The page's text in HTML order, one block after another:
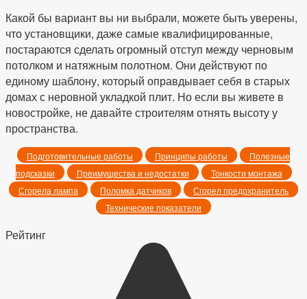
Какой бы вариант вы ни выбрали, можете быть уверены,
что установщики, даже самые квалифицированные,
постараются сделать огромный отступ между черновым
потолком и натяжным полотном. Они действуют по
единому шаблону, который оправдывает себя в старых
домах с неровной укладкой плит. Но если вы живете в
новостройке, не давайте строителям отнять высоту у
пространства.
Подготовительные работы Принципы работы
Полезные
подсказки
Преимущества и недостатки
Тонкости монтажа
Сгорела лампа
Поломка датчиков
Сгорел предохранитель
Технические показатели
Рейтинг